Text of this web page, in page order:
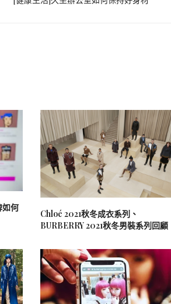
如何
Chloé 2021秋冬成衣系列、
BURBERRY 2021秋冬男裝系列回顧